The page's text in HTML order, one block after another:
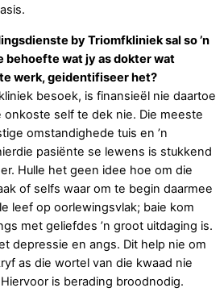
by Triomfkliniek sal so ’n
behoefte wat jy as dokter wat
werk, geidentifiseer het?
besoek, is finansieël nie daartoe
onkoste self te dek nie. Die meeste
omstandighede tuis en ’n
pasiënte se lewens is stukkend
Hulle het geen idee hoe om die
of selfs waar om te begin daarmee
leef op oorlewingsvlak; baie kom
met geliefdes ’n groot uitdaging is.
depressie en angs. Dit help nie om
as die wortel van die kwaad nie
is berading broodnodig.